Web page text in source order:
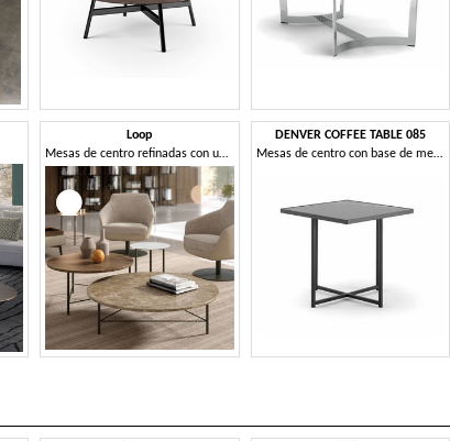
Loop
Mesas de centro refinadas con un diseño elegante y minimalista.
DENVER COFFEE TABLE 085
Mesas de centro con base de metal